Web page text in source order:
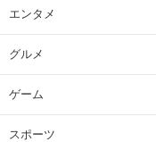
エンタメ
グルメ
ゲーム
スポーツ